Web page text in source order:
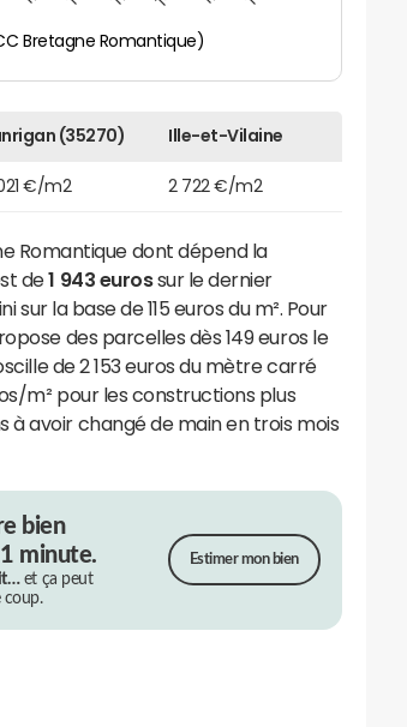
Bretagne Romantique)
(35270) Ille-et-Vilaine
€/m2 2 722 €/m2
Romantique dont dépend la
de1 943 eurossur le dernier
la base de 115 euros du m². Pour
des parcelles dès 149 euros le
de 2 153 euros du mètre carré
m² pour les constructions plus
avoir changé de main en trois mois
bien
1 minute.
et ça peut
coup.
Estimer mon bien